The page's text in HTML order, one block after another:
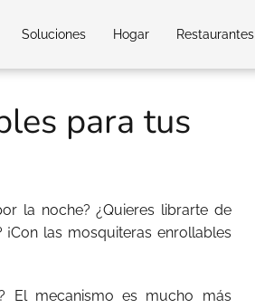
Soluciones Hogar Restaurantes
para tus
la noche? ¿Quieres librarte de
las mosquiteras enrollables
El mecanismo es mucho más